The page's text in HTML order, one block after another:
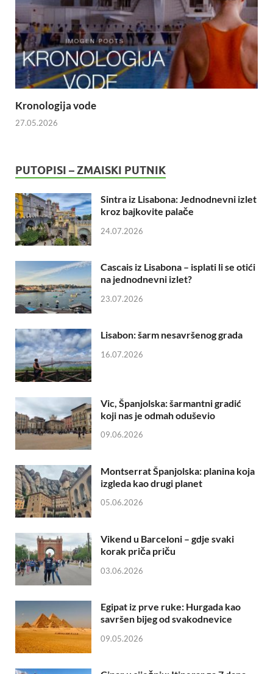
Kronologija vode
27.05.2026
PUTOPISI – ZMAISKI PUTNIK
Sintra iz Lisabona: Jednodnevni izlet
kroz bajkovite palače
24.07.2026
Cascais iz Lisabona – isplati li se otići
na jednodnevni izlet?
23.07.2026
Lisabon: šarm nesavršenog grada
16.07.2026
Vic, Španjolska: šarmantni gradić
koji nas je odmah oduševio
09.06.2026
Montserrat Španjolska: planina koja
izgleda kao drugi planet
05.06.2026
Vikend u Barceloni – gdje svaki
korak priča priču
03.06.2026
Egipat iz prve ruke: Hurgada kao
savršen bijeg od svakodnevice
09.05.2026